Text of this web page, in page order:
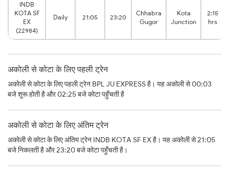
INDB
KOTA SF
EX
(22984)
Daily 21:05 23:20
Chhabra
Gugor
Kota
Junction
2:15
hrs
अकोली से कोटा के लिए पहली ट्रेन
अकोली से कोटा के लिए पहली ट्रेन BPL JU EXPRESS है। यह अकोली से 00:03
बजे शुरू होती है और 02:25 बजे कोटा पहुँचती है
अकोली से कोटा के लिए अंतिम ट्रेन
अकोली से कोटा के लिए अंतिम ट्रेन INDB KOTA SF EX है। यह अकोली से 21:05
बजे निकलती है और 23:20 बजे कोटा पहुँचती है।